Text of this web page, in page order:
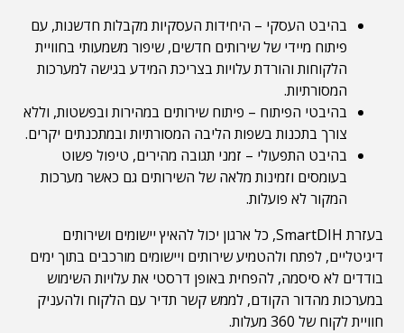
בהיבט העסקי – היחידות העסקיות מקבלות חדשנות, עם
פיתוח מיידי של שירותים חדשים, שיפור משמעותי בחוויית
הלקוחות והורדת עלויות בצריכת המידע בגישה למערכות
המסורתיות.
בהיבטי הפיתוח – פיתוח שירותים במהירות ובפשטות, וללא
צורך בתכנות בשפות הליבה המסורתיות ובמתכנתים יקרים.
בהיבט התפעולי – זמני תגובה מהירים, טיפול פשוט
בעומסים וזמינות מלאה של השירותים גם כאשר מערכות
המקור לא פועלות.
בעזרת SmartDIH, כל ארגון יכול להאיץ יישומים ושירותים
דיגיטליים, לפתח ולהטמיע שירותים ויישומים מורכבים בתוך ימים
בודדים לא סיסמה, להפחית באופן דרסטי את עלויות השימוש
במערכות מהדור הקודם, לממש קשר תדיר עם הלקוח ולהעניק
חוויית לקוח של 360 מעלות.